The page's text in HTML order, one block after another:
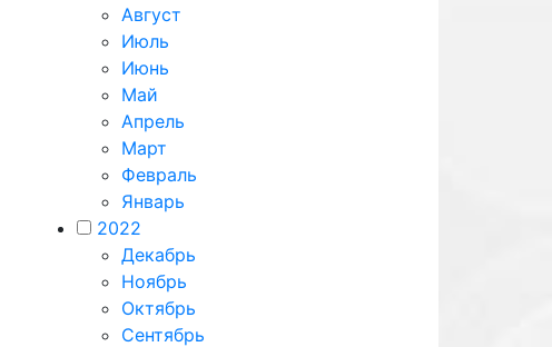
Август
Июль
Июнь
Май
Апрель
Март
Февраль
Январь
2022
Декабрь
Ноябрь
Октябрь
Сентябрь